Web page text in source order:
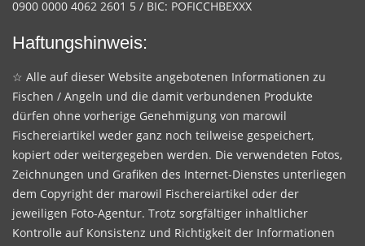
0900 0000 4062 2601 5 / BIC: POFICCHBEXXX
Haftungshinweis:
☆ Alle auf dieser Website angebotenen Informationen zu
Fischen / Angeln und die damit verbundenen Produkte
dürfen ohne vorherige Genehmigung von marowil
Fischereiartikel weder ganz noch teilweise gespeichert,
kopiert oder weitergegeben werden. Die verwendeten Fotos,
Zeichnungen und Grafiken des Internet-Dienstes unterliegen
dem Copyright der marowil Fischereiartikel oder der
jeweiligen Foto-Agentur. Trotz sorgfältiger inhaltlicher
Kontrolle auf Konsistenz und Richtigkeit der Informationen